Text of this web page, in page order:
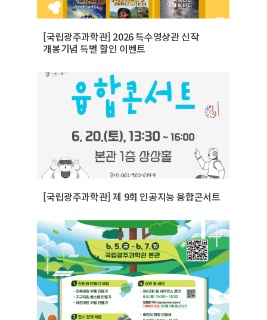
[국립광주과학관] 2026 특수영상관 신작
개봉기념 특별 할인 이벤트
[국립광주과학관] 제 9회 인공지능 융합콘서트